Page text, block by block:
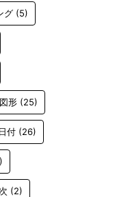
グ (5)
図形 (25)
日付 (26)
(2)